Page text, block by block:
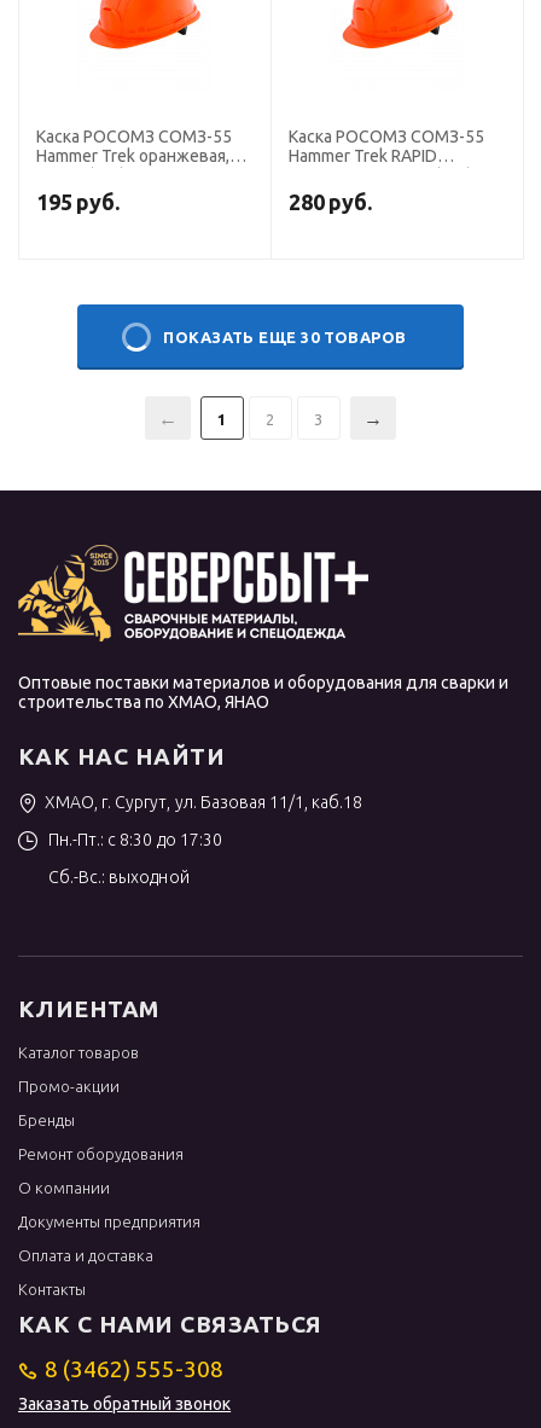
Каска РОСОМЗ СОМЗ-55
Hammer Trek оранжевая,
195 руб.
Каска РОСОМЗ СОМЗ-55
Hammer Trek RAPID
280 руб.
ПОКАЗАТЬ ЕЩЕ 30 ТОВАРОВ
1 2 3
Оптовые поставки материалов и оборудования для сварки и
строительства по ХМАО, ЯНАО
КАК НАС НАЙТИ
ХМАО, г. Сургут, ул. Базовая 11/1, каб.18
Пн.-Пт.: с 8:30 до 17:30
Сб.-Вс.: выходной
КЛИЕНТАМ
Каталог товаров
Промо-акции
Бренды
Ремонт оборудования
О компании
Документы предприятия
Оплата и доставка
Контакты
КАК С НАМИ СВЯЗАТЬСЯ
8 (3462) 555-308
Заказать обратный звонок